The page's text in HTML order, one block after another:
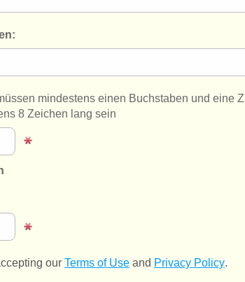
mindestens einen Buchstaben und eine
8 Zeichen lang sein
our Terms of Use and Privacy Policy.